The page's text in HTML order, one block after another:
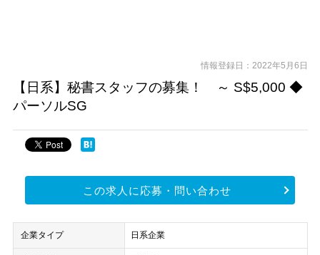
情報登録日：2022年5月6日
【日系】秘書スタッフの募集！ ～ S$5,000 ◆
パーソルSG
この求人に応募・問い合わせ
企業タイプ 日系企業